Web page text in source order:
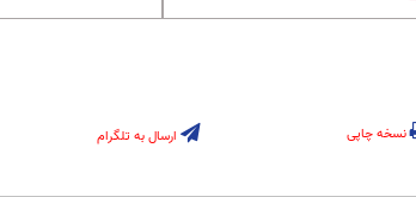
نسخه چاپی ارسال به تلگرام